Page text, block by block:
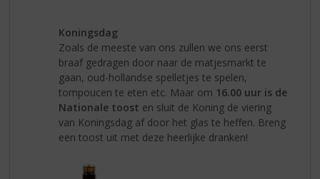
Koningsdag
Zoals de meeste van ons zullen we ons eerst
braaf gedragen door naar de matjesmarkt te
gaan, oud-hollandse spelletjes te spelen,
tompoucen te eten etc. Maar om 16.00 uur is de
Nationale toost en sluit de Koning de viering
van Koningsdag af door het glas te heffen. Breng
een toost uit met deze heerlijke dranken!